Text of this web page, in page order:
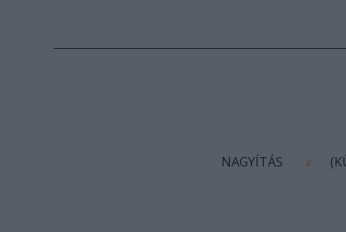
NAGYÍTÁS //